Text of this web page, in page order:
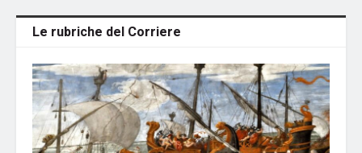
Le rubriche del Corriere